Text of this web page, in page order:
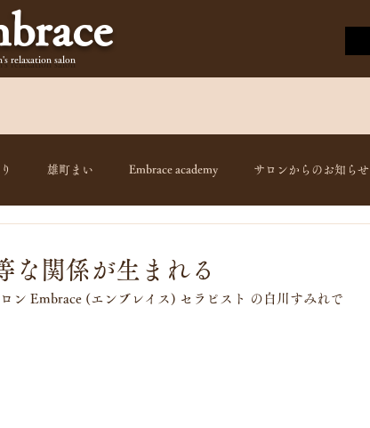
relaxation salon
雄町まい Embrace academy サロンからのお知らせ
な関係が生まれる
ン Embrace (エンブレイス) セラピスト の白川すみれで